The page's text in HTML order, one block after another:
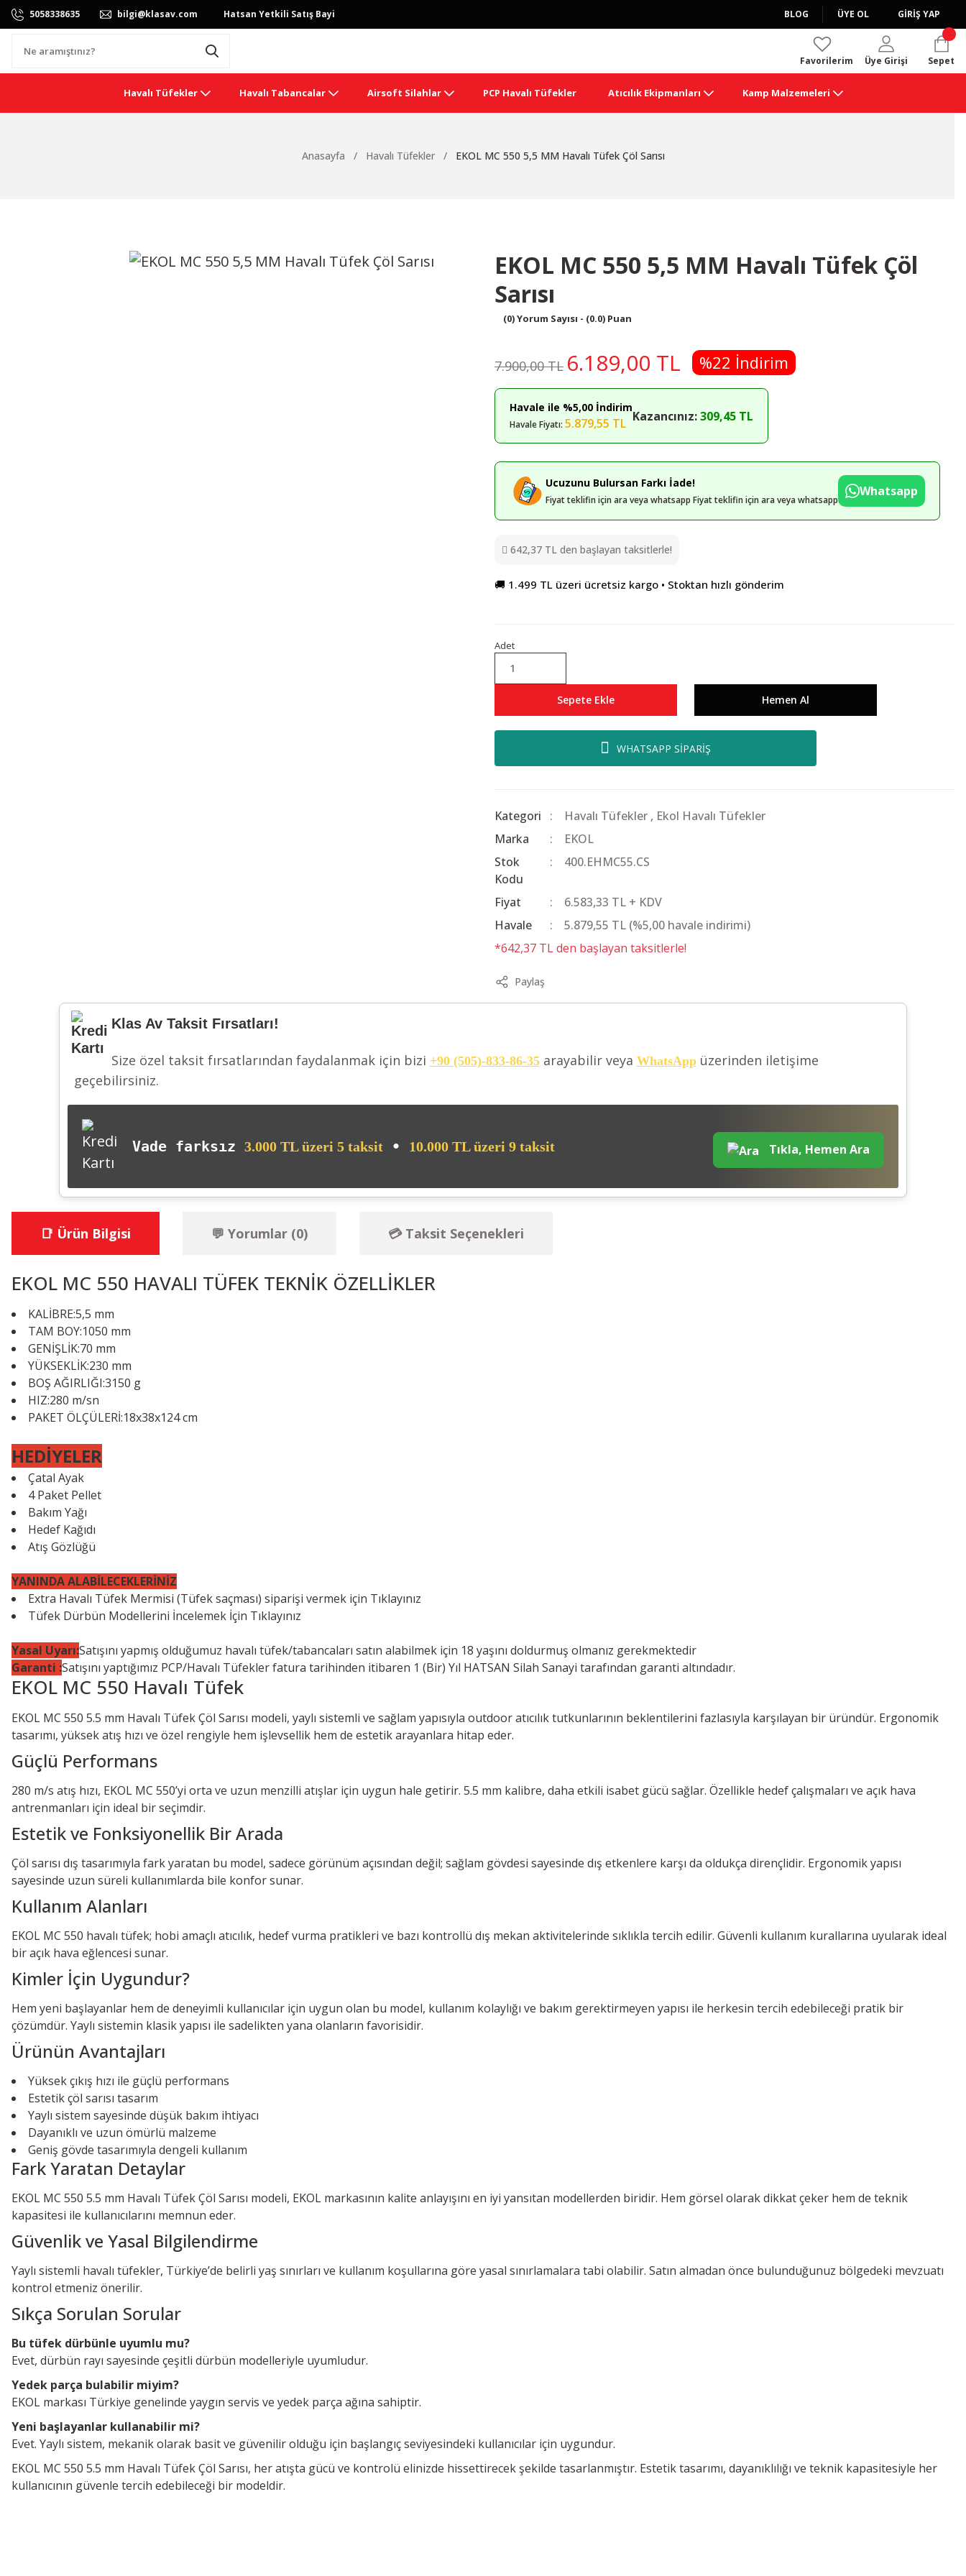
5058338635 bilgi@klasav.com Hatsan Yetkili Satış Bayi BLOG ÜYE OL GİRİŞ YAP
Favorilerim Üye Girişi Sepet
Havalı Tüfekler Havalı Tabancalar Airsoft Silahlar PCP Havalı Tüfekler Atıcılık Ekipmanları Kamp Malzemeleri
Anasayfa Havalı Tüfekler EKOL MC 550 5,5 MM Havalı Tüfek Çöl Sarısı
EKOL MC 550 5,5 MM Havalı Tüfek Çöl
Sarısı
(0) Yorum Sayısı - (0.0) Puan
7.900,00 TL 6.189,00 TL %22 İndirim
Havale ile %5,00 İndirim
Havale Fiyatı: 5.879,55 TL Kazancınız:309,45 TL
Ucuzunu Bulursan Farkı İade!
Fiyat teklifin için ara veya whatsapp Fiyat teklifin için ara veya whatsapp
Whatsapp
642,37 TL den başlayan taksitlerle!
🚚 1.499 TL üzeri ücretsiz kargo • Stoktan hızlı gönderim
Adet
Sepete Ekle Hemen Al
WHATSAPP SİPARİŞ
Kategori Havalı Tüfekler , Ekol Havalı Tüfekler
Marka
EKOL
Stok
Kodu
400.EHMC55.CS
Fiyat
6.583,33 TL + KDV
Havale
5.879,55 TL (%5,00 havale indirimi)
*642,37 TL den başlayan taksitlerle!
Paylaş
Klas Av Taksit Fırsatları!
Size özel taksit fırsatlarından faydalanmak için bizi +90 (505)-833-86-35arayabilir veya WhatsAppüzerinden iletişime
geçebilirsiniz.
Vade farksız3.000 TL üzeri 5 taksit • 10.000 TL üzeri 9 taksit Tıkla, Hemen Ara
📑 Ürün Bilgisi 💬 Yorumlar (0) 💳 Taksit Seçenekleri
EKOL MC 550 HAVALI TÜFEK TEKNİK ÖZELLİKLER
KALİBRE:5,5 mm
TAM BOY:1050 mm
GENİŞLİK:70 mm
YÜKSEKLİK:230 mm
BOŞ AĞIRLIĞI:3150 g
HIZ:280 m/sn
PAKET ÖLÇÜLERİ:18x38x124 cm
HEDİYELER
Çatal Ayak
4 Paket Pellet
Bakım Yağı
Hedef Kağıdı
Atış Gözlüğü
YANINDA ALABİLECEKLERİNİZ
Extra Havalı Tüfek Mermisi (Tüfek saçması) siparişi vermek için Tıklayınız
Tüfek Dürbün Modellerini İncelemek İçin Tıklayınız
Yasal Uyarı:Satışını yapmış olduğumuz havalı tüfek/tabancaları satın alabilmek için 18 yaşını doldurmuş olmanız gerekmektedir
Garanti :Satışını yaptığımız PCP/Havalı Tüfekler fatura tarihinden itibaren 1 (Bir) Yıl HATSAN Silah Sanayi tarafından garanti altındadır.
EKOL MC 550 Havalı Tüfek
EKOL MC 550 5.5 mm Havalı Tüfek Çöl Sarısı modeli, yaylı sistemli ve sağlam yapısıyla outdoor atıcılık tutkunlarının beklentilerini fazlasıyla karşılayan bir üründür. Ergonomik
tasarımı, yüksek atış hızı ve özel rengiyle hem işlevsellik hem de estetik arayanlara hitap eder.
Güçlü Performans
280 m/s atış hızı, EKOL MC 550’yi orta ve uzun menzilli atışlar için uygun hale getirir. 5.5 mm kalibre, daha etkili isabet gücü sağlar. Özellikle hedef çalışmaları ve açık hava
antrenmanları için ideal bir seçimdir.
Estetik ve Fonksiyonellik Bir Arada
Çöl sarısı dış tasarımıyla fark yaratan bu model, sadece görünüm açısından değil; sağlam gövdesi sayesinde dış etkenlere karşı da oldukça dirençlidir. Ergonomik yapısı
sayesinde uzun süreli kullanımlarda bile konfor sunar.
Kullanım Alanları
EKOL MC 550 havalı tüfek; hobi amaçlı atıcılık, hedef vurma pratikleri ve bazı kontrollü dış mekan aktivitelerinde sıklıkla tercih edilir. Güvenli kullanım kurallarına uyularak ideal
bir açık hava eğlencesi sunar.
Kimler İçin Uygundur?
Hem yeni başlayanlar hem de deneyimli kullanıcılar için uygun olan bu model, kullanım kolaylığı ve bakım gerektirmeyen yapısı ile herkesin tercih edebileceği pratik bir
çözümdür. Yaylı sistemin klasik yapısı ile sadelikten yana olanların favorisidir.
Ürünün Avantajları
Yüksek çıkış hızı ile güçlü performans
Estetik çöl sarısı tasarım
Yaylı sistem sayesinde düşük bakım ihtiyacı
Dayanıklı ve uzun ömürlü malzeme
Geniş gövde tasarımıyla dengeli kullanım
Fark Yaratan Detaylar
EKOL MC 550 5.5 mm Havalı Tüfek Çöl Sarısı modeli, EKOL markasının kalite anlayışını en iyi yansıtan modellerden biridir. Hem görsel olarak dikkat çeker hem de teknik
kapasitesi ile kullanıcılarını memnun eder.
Güvenlik ve Yasal Bilgilendirme
Yaylı sistemli havalı tüfekler, Türkiye’de belirli yaş sınırları ve kullanım koşullarına göre yasal sınırlamalara tabi olabilir. Satın almadan önce bulunduğunuz bölgedeki mevzuatı
kontrol etmeniz önerilir.
Sıkça Sorulan Sorular
Bu tüfek dürbünle uyumlu mu?
Evet, dürbün rayı sayesinde çeşitli dürbün modelleriyle uyumludur.
Yedek parça bulabilir miyim?
EKOL markası Türkiye genelinde yaygın servis ve yedek parça ağına sahiptir.
Yeni başlayanlar kullanabilir mi?
Evet. Yaylı sistem, mekanik olarak basit ve güvenilir olduğu için başlangıç seviyesindeki kullanıcılar için uygundur.
EKOL MC 550 5.5 mm Havalı Tüfek Çöl Sarısı, her atışta gücü ve kontrolü elinizde hissettirecek şekilde tasarlanmıştır. Estetik tasarımı, dayanıklılığı ve teknik kapasitesiyle her
kullanıcının güvenle tercih edebileceği bir modeldir.